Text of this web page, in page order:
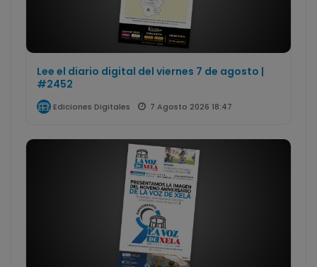
Lee el diario digital del viernes 7 de agosto |
#2452
Ediciones Digitales 7 Agosto 2026 18:47